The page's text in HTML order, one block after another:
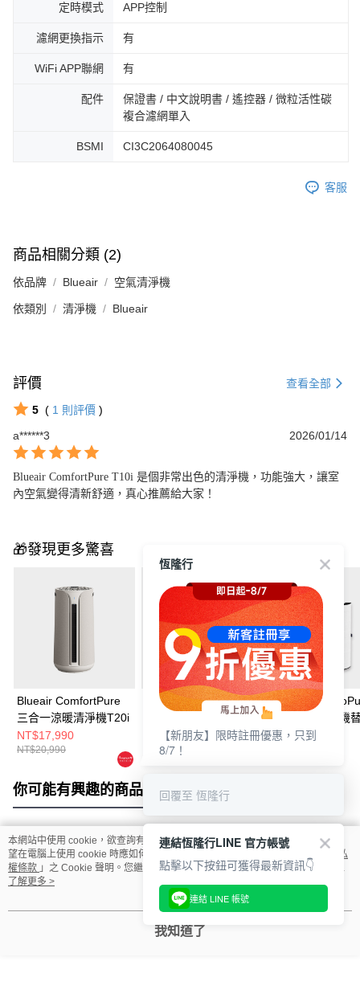
定時模式 APP控制
濾網更換指示 有
WiFi APP聯網 有
配件
保證書 / 中文說明書 / 遙控器 / 微粒活性碳
複合濾網單入
BSMI CI3C2064080045
客服
商品相關分類 (2)
依品牌 Blueair 空氣清淨機
依類別 清淨機 Blueair
評價 查看全部
5 ( 1 則評價 )
a******3
2026/01/14
Blueair ComfortPure T10i 是個非常出色的清淨機，功能強大，讓室
內空氣變得清新舒適，真心推薦給大家！
🎁發現更多驚喜
Blueair ComfortPure
三合一涼暖清淨機T20i
NT$17,990
NT$20,990
Blueair ComfortPure
三合一涼暖清淨機替換
濾網(T10i適用)
NT$2,690
Blueair
合一涼暖清淨機
網(T20i適用)
NT$3,490
你可能有興趣的商品 全站排行
熱門標籤
本網站中使用 cookie，欲查詢有關本網站使用 cookie 方式之詳情，及若您不希
望在電腦上使用 cookie 時應如何變更電腦的 cookie 設定，請參閱本網站「
隱私
權條款 」之 Cookie 聲明。您繼續使用本網站即表示您同意本公司得按本網站使
用條款之 Cookie 聲明使用 cookie。
了解更多 >
我知道了
恆隆行
【新朋友】限時註冊優惠，只到
8/7！
回覆至 恆隆行
連結恆隆行LINE 官方帳號
點擊以下按鈕可獲得最新資訊👇
連結 LINE 帳號